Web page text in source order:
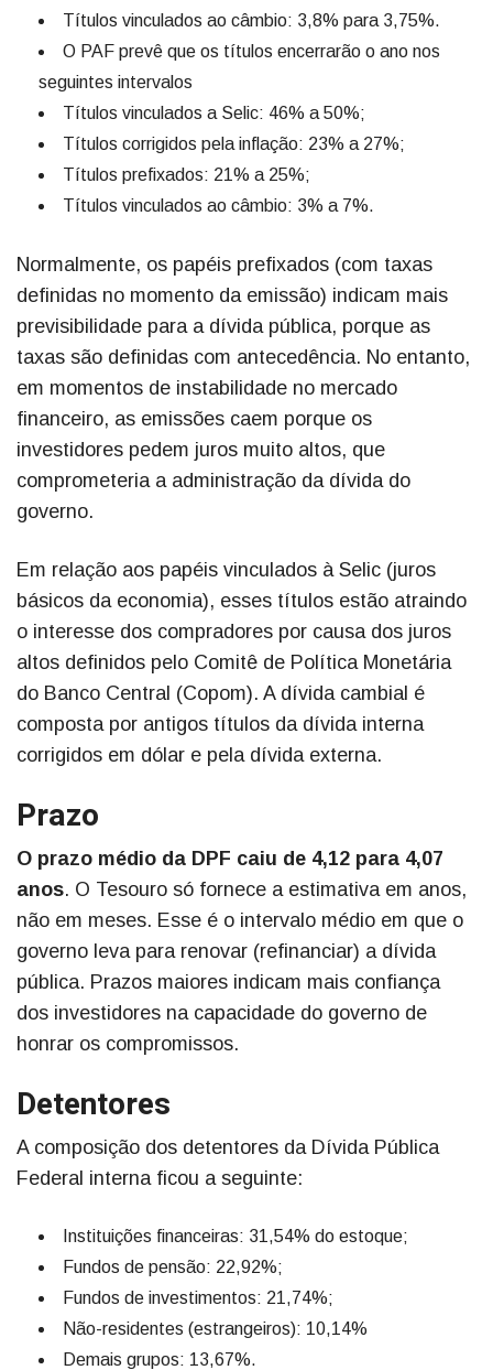
Títulos vinculados ao câmbio: 3,8% para 3,75%.
O PAF prevê que os títulos encerrarão o ano nos
seguintes intervalos
Títulos vinculados a Selic: 46% a 50%;
Títulos corrigidos pela inflação: 23% a 27%;
Títulos prefixados: 21% a 25%;
Títulos vinculados ao câmbio: 3% a 7%.
Normalmente, os papéis prefixados (com taxas
definidas no momento da emissão) indicam mais
previsibilidade para a dívida pública, porque as
taxas são definidas com antecedência. No entanto,
em momentos de instabilidade no mercado
financeiro, as emissões caem porque os
investidores pedem juros muito altos, que
comprometeria a administração da dívida do
governo.
Em relação aos papéis vinculados à Selic (juros
básicos da economia), esses títulos estão atraindo
o interesse dos compradores por causa dos juros
altos definidos pelo Comitê de Política Monetária
do Banco Central (Copom). A dívida cambial é
composta por antigos títulos da dívida interna
corrigidos em dólar e pela dívida externa.
Prazo
O prazo médio da DPF caiu de 4,12 para 4,07
anos. O Tesouro só fornece a estimativa em anos,
não em meses. Esse é o intervalo médio em que o
governo leva para renovar (refinanciar) a dívida
pública. Prazos maiores indicam mais confiança
dos investidores na capacidade do governo de
honrar os compromissos.
Detentores
A composição dos detentores da Dívida Pública
Federal interna ficou a seguinte:
Instituições financeiras: 31,54% do estoque;
Fundos de pensão: 22,92%;
Fundos de investimentos: 21,74%;
Não-residentes (estrangeiros): 10,14%
Demais grupos: 13,67%.